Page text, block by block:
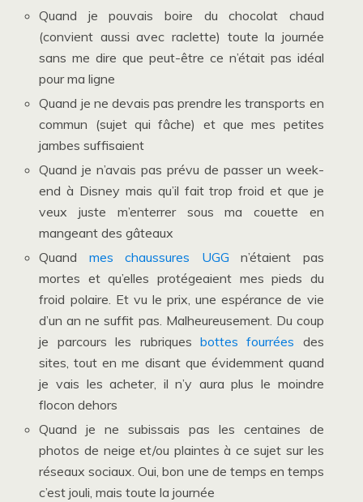
Quand je pouvais boire du chocolat chaud
(convient aussi avec raclette) toute la journée
sans me dire que peut-être ce n’était pas idéal
pour ma ligne
Quand je ne devais pas prendre les transports en
commun (sujet qui fâche) et que mes petites
jambes suffisaient
Quand je n’avais pas prévu de passer un week-
end à Disney mais qu’il fait trop froid et que je
veux juste m’enterrer sous ma couette en
mangeant des gâteaux
Quand mes chaussures UGG n’étaient pas
mortes et qu’elles protégeaient mes pieds du
froid polaire. Et vu le prix, une espérance de vie
d’un an ne suffit pas. Malheureusement. Du coup
je parcours les rubriques bottes fourrées des
sites, tout en me disant que évidemment quand
je vais les acheter, il n’y aura plus le moindre
flocon dehors
Quand je ne subissais pas les centaines de
photos de neige et/ou plaintes à ce sujet sur les
réseaux sociaux. Oui, bon une de temps en temps
c’est jouli, mais toute la journée